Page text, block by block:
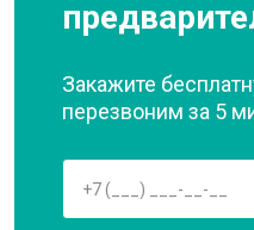
Закажите
перезвоним за 5